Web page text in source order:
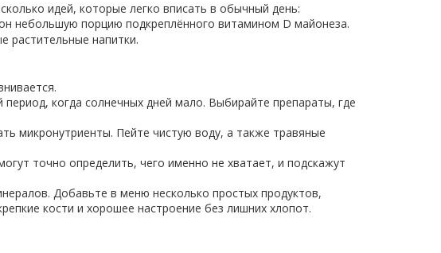
идей, которые легко вписать в обычный день:
небольшую порцию подкреплённого витамином D майонеза.
растительные напитки.
когда солнечных дней мало. Выбирайте препараты, где
микронутриенты. Пейте чистую воду, а также травяные
точно определить, чего именно не хватает, и подскажут
Добавьте в меню несколько простых продуктов,
кости и хорошее настроение без лишних хлопот.